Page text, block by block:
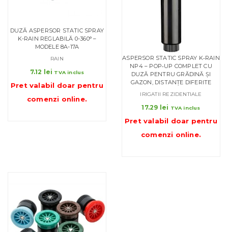
DUZĂ ASPERSOR STATIC SPRAY
K-RAIN REGLABILĂ 0-360° –
MODELE 8A-17A
RAIN
7.12 lei TVA inclus
Pret valabil doar pentru
comenzi online.
ASPERSOR STATIC SPRAY K‑RAIN
NP4 – POP‑UP COMPLET CU
DUZĂ PENTRU GRĂDINĂ ȘI
GAZON, DISTANȚE DIFERITE
IRIGATII REZIDENTIALE
17.29 lei TVA inclus
Pret valabil doar pentru
comenzi online.